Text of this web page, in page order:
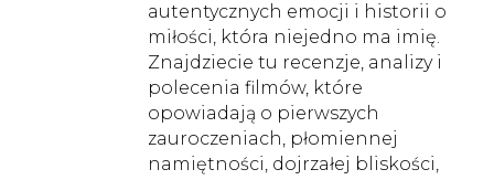
autentycznych emocji i historii o
miłości, która niejedno ma imię.
Znajdziecie tu recenzje, analizy i
polecenia filmów, które
opowiadają o pierwszych
zauroczeniach, płomiennej
namiętności, dojrzałej bliskości,